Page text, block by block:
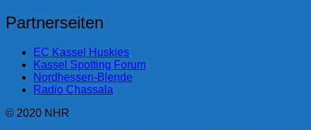
Partnerseiten
EC Kassel Huskies
Kassel Spotting Forum
Nordhessen-Blende
Radio Chassala
© 2020 NHR